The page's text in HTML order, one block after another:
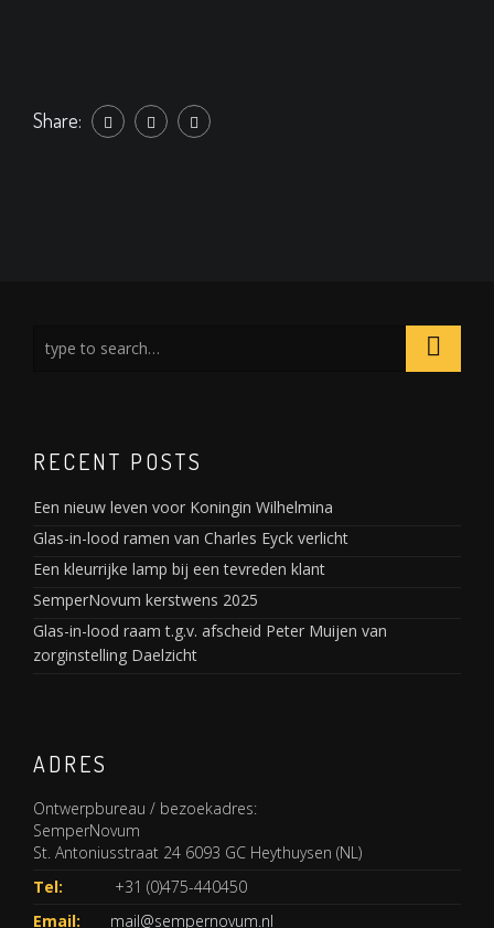
Share:
RECENT POSTS
Een nieuw leven voor Koningin Wilhelmina
Glas-in-lood ramen van Charles Eyck verlicht
Een kleurrijke lamp bij een tevreden klant
SemperNovum kerstwens 2025
Glas-in-lood raam t.g.v. afscheid Peter Muijen van
zorginstelling Daelzicht
ADRES
Ontwerpbureau / bezoekadres:
SemperNovum
St. Antoniusstraat 24 6093 GC Heythuysen (NL)
Tel:
+31 (0)475-440450
Email:
mail@sempernovum.nl